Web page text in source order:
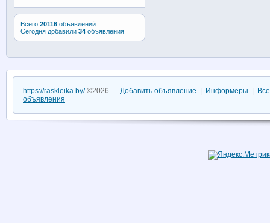
Всего 20116объявлений
Сегодня добавили 34объявления
https://raskleika.by/©2026 Добавить объявление Информеры
объявления